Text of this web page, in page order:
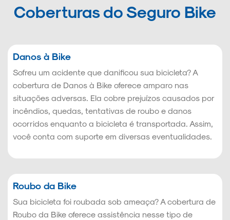
Coberturas do Seguro Bike
Danos à Bike
Sofreu um acidente que danificou sua bicicleta? A
cobertura de Danos à Bike oferece amparo nas
situações adversas. Ela cobre prejuízos causados por
incêndios, quedas, tentativas de roubo e danos
ocorridos enquanto a bicicleta é transportada. Assim,
você conta com suporte em diversas eventualidades.
Roubo da Bike
Sua bicicleta foi roubada sob ameaça? A cobertura de
Roubo da Bike oferece assistência nesse tipo de